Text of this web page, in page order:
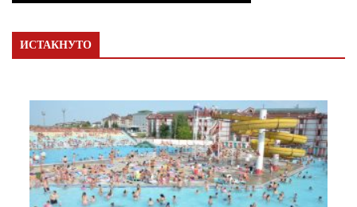
ИСТАКНУТО